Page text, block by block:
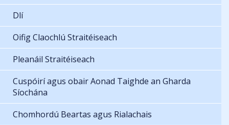
Dlí
Oifig Claochlú Straitéiseach
Pleanáil Straitéiseach
Cuspóirí agus obair Aonad Taighde an Gharda
Síochána
Chomhordú Beartas agus Rialachais